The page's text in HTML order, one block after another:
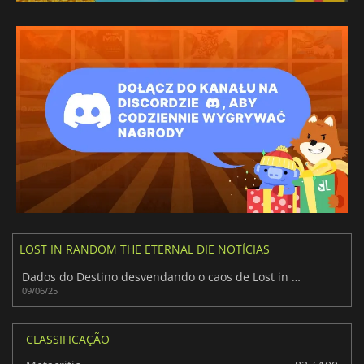
Espanhol mexicano
LOST IN RANDOM THE ETERNAL DIE NOTÍCIAS
Dados do Destino desvendando o caos de Lost in Random: O Dado Eterno
09/06/25
CLASSIFICAÇÃO